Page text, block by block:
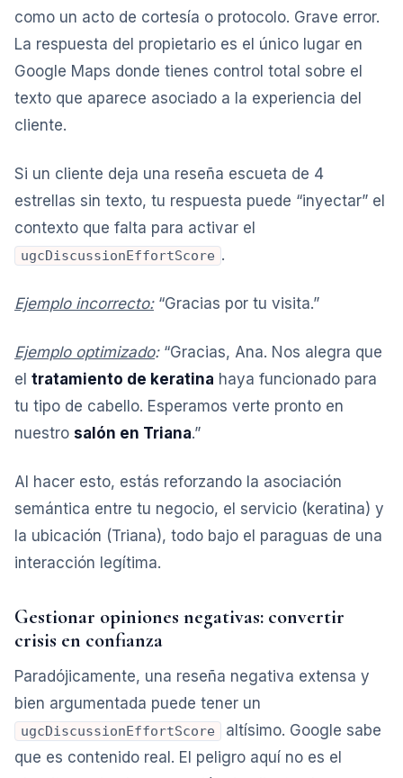
como un acto de cortesía o protocolo. Grave error.
La respuesta del propietario es el único lugar en
Google Maps donde tienes control total sobre el
texto que aparece asociado a la experiencia del
cliente.
Si un cliente deja una reseña escueta de 4
estrellas sin texto, tu respuesta puede “inyectar” el
contexto que falta para activar el
ugcDiscussionEffortScore .
Ejemplo incorrecto:“Gracias por tu visita.”
Ejemplo optimizado:“Gracias, Ana. Nos alegra que
el tratamiento de keratina haya funcionado para
tu tipo de cabello. Esperamos verte pronto en
nuestro salón en Triana.”
Al hacer esto, estás reforzando la asociación
semántica entre tu negocio, el servicio (keratina) y
la ubicación (Triana), todo bajo el paraguas de una
interacción legítima.
Gestionar opiniones negativas: convertir
crisis en confianza
Paradójicamente, una reseña negativa extensa y
bien argumentada puede tener un
ugcDiscussionEffortScore
altísimo. Google sabe
que es contenido real. El peligro aquí no es el